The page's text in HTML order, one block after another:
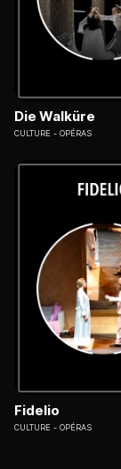
Die Walküre
CULTURE OPÉRAS
Fidelio
CULTURE OPÉRAS